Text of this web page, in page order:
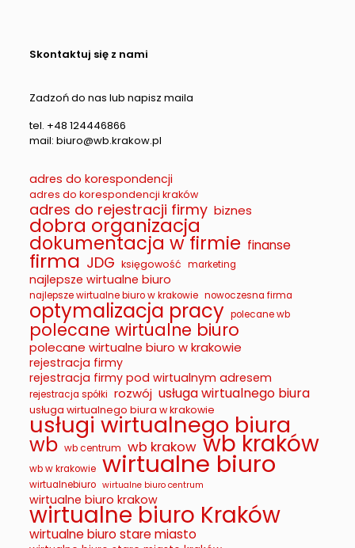
Skontaktuj się z nami
Zadzoń do nas lub napisz maila
tel. +48 124446866
mail: biuro@wb.krakow.pl
adres do korespondencji
adres do korespondencji kraków
adres do rejestracji firmy biznes
dobra organizacja
dokumentacja w firmie finanse
firma JDG księgowość marketing
najlepsze wirtualne biuro
najlepsze wirtualne biuro w krakowie nowoczesna firma
optymalizacja pracy polecane wb
polecane wirtualne biuro
polecane wirtualne biuro w krakowie
rejestracja firmy
rejestracja firmy pod wirtualnym adresem
rejestracja spółki rozwój usługa wirtualnego biura
usługa wirtualnego biura w krakowie
usługi wirtualnego biura
wb wb centrum wb krakow wb kraków
wb w krakowie wirtualne biuro
wirtualnebiuro wirtualne biuro centrum
wirtualne biuro krakow
wirtualne biuro Kraków
wirtualne biuro stare miasto